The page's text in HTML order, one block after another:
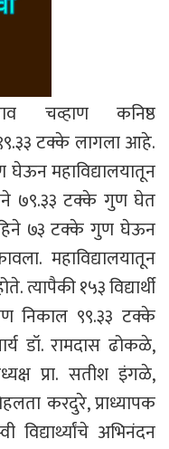
चव्हाण कनिष्ठ
९९.३३ टक्के लागला आहे.
महाविद्यालयातून
७९.३३ टक्के गुण घेत
हिने ७३ टक्के गुण घेऊन
महाविद्यालयातून
त्यापैकी १५३ विद्यार्थी
निकाल ९९.३३ टक्के
डॉ. रामदास ढोकळे,
प्रा. सतीश इंगळे,
करदुरे, प्राध्यापक
विद्यार्थ्यांचे अभिनंदन